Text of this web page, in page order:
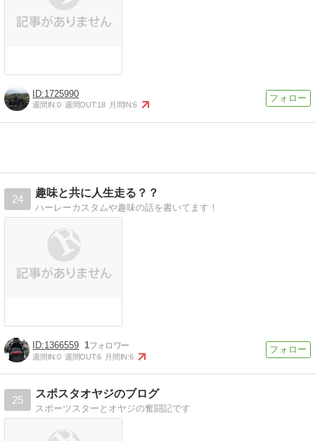
1725990
週間IN:0 週間OUT:18 月間IN:6
24
趣味と共に人生走る？？
ハーレーカスタムや趣味の話を書いてます！
1366559 1
週間IN:0 週間OUT:6 月間IN:6
25
スポスタオヤジのブログ
スポーツスターとオヤジの奮闘記です